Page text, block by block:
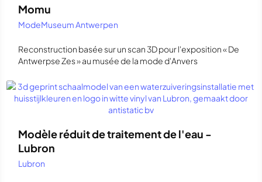
Momu
ModeMuseum Antwerpen
Reconstruction basée sur un scan 3D pour l'exposition « De
Antwerpse Zes » au musée de la mode d'Anvers
Modèle réduit de traitement de l'eau -
Lubron
Lubron